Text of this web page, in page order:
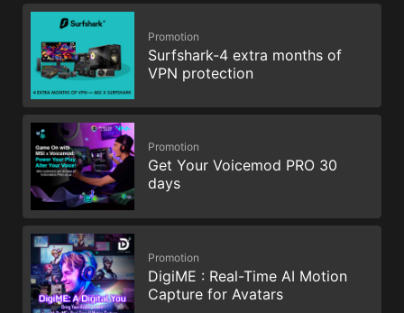
Promotion
Surfshark-4 extra months of
VPN protection
Promotion
Get Your Voicemod PRO 30
days
Promotion
DigiME : Real-Time AI Motion
Capture for Avatars